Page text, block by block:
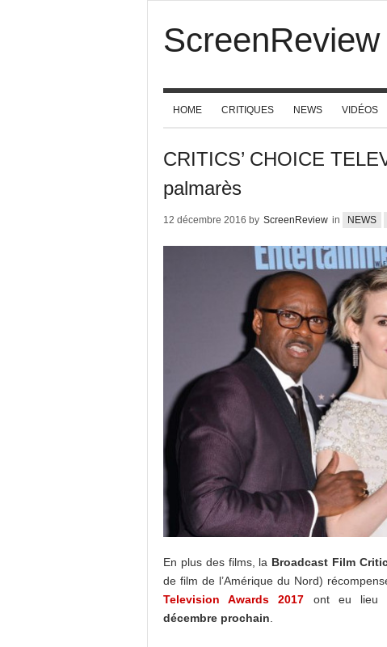
ScreenReview
HOME CRITIQUES NEWS VIDÉOS
CRITICS’ CHOICE
palmarès
12 décembre 2016 by ScreenReview in NEWS
En plus des films, la Broadcast Film
de film de l’Amérique du Nord)
Television Awards 2017
ont eu lieu
décembre prochain.